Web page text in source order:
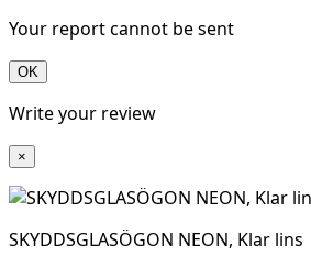
Your report cannot be sent
OK
Write your review
×
SKYDDSGLASÖGON NEON, Klar lins